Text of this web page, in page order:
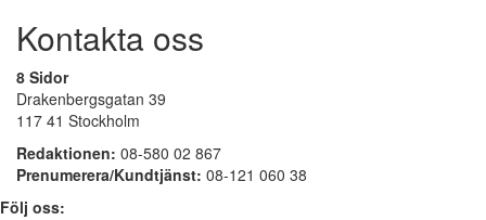
Kontakta oss
8 Sidor
Drakenbergsgatan 39
117 41 Stockholm
Redaktionen: 08-580 02 867
Prenumerera/Kundtjänst: 08-121 060 38
Följ oss: